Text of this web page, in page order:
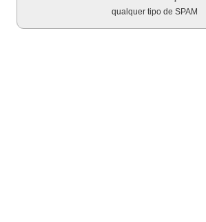
qualquer tipo de SPAM